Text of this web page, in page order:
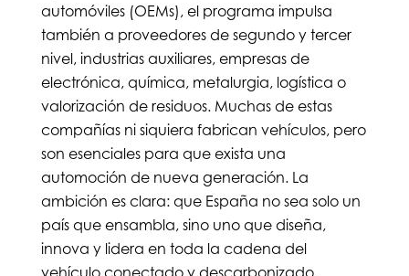
automóviles (OEMs), el programa impulsa
también a proveedores de segundo y tercer
nivel, industrias auxiliares, empresas de
electrónica, química, metalurgia, logística o
valorización de residuos. Muchas de estas
compañías ni siquiera fabrican vehículos, pero
son esenciales para que exista una
automoción de nueva generación. La
ambición es clara: que España no sea solo un
país que ensambla, sino uno que diseña,
innova y lidera en toda la cadena del
vehículo conectado y descarbonizado.